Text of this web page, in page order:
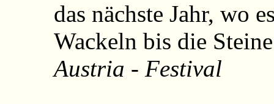
das nächste Jahr, wo
Wackeln bis die
Austria - Festival